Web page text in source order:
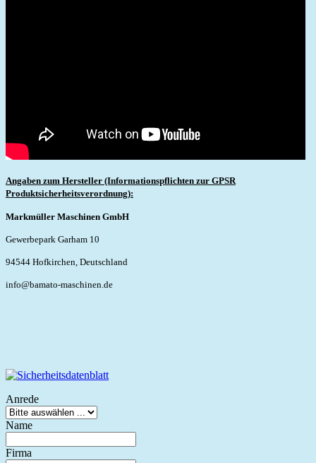
Angaben zum Hersteller (Informationspflichten zur GPSR
Produktsicherheitsverordnung):
Markmüller Maschinen GmbH
Gewerbepark Garham 10
94544 Hofkirchen, Deutschland
info@bamato-maschinen.de
Anrede
Name
Firma